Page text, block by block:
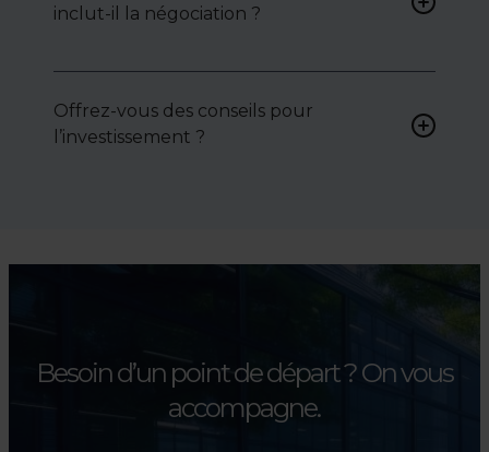
attentes et votre secteur.
inclut-il la négociation ?
négocier le prix, le bail ou les
conditions de vente.
Offrez-vous des conseils pour
l’investissement ?
l’évaluation et la valorisation
Besoin d’un point de départ ?On vous
accompagne.